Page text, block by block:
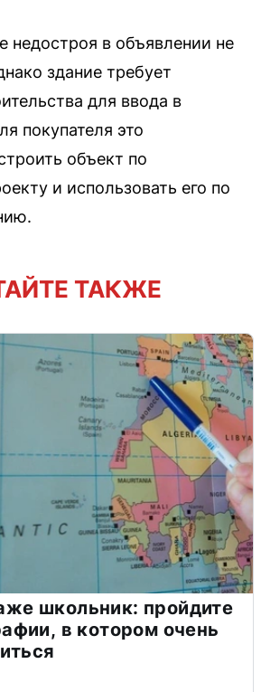
недостроя в объявлении не
здание требует
для ввода в
покупателя это
объект по
и использовать его по
ТАКЖЕ
школьник: пройдите
в котором очень